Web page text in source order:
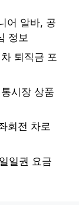
어 알바, 공
정보
퇴직금 포
시장 상품
회전 차로
일권 요금